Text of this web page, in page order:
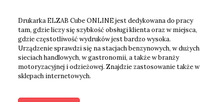
Drukarka ELZAB Cube ONLINE jest dedykowana do pracy
tam, gdzie liczy się szybkość obsługi klienta oraz w miejsca,
gdzie częstotliwość wydruków jest bardzo wysoka.
Urządzenie sprawdzi się na stacjach benzynowych, w dużych
sieciach handlowych, w gastronomii, a także w branży
motoryzacyjnej i odzieżowej. Znajdzie zastosowanie także w
sklepach internetowych.